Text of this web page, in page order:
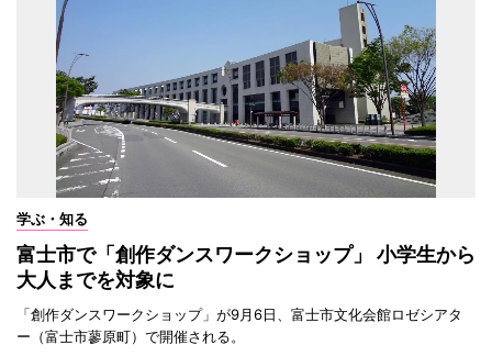
学ぶ・知る
富士市で「創作ダンスワークショップ」 小学生から
大人までを対象に
「創作ダンスワークショップ」が9月6日、富士市文化会館ロゼシアタ
ー（富士市蓼原町）で開催される。